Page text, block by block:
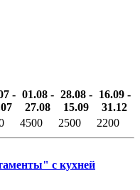
- 01.08 -
27.08
28.08 -
15.09
16.09 -
31.12
4500 2500 2200
с кухней